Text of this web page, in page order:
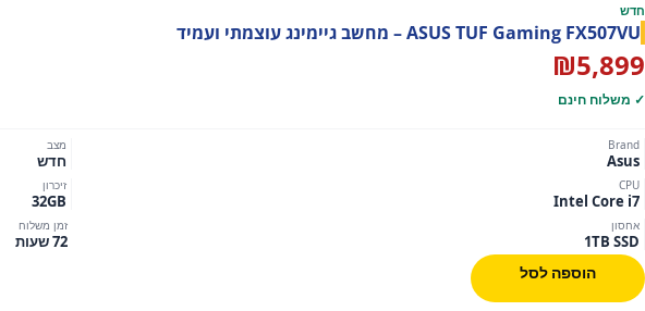
חדש
ASUS TUF Gaming FX507VU – מחשב גיימינג עוצמתי ועמיד
₪5,899
✓ משלוח חינם
Brand
Asus
מצב
חדש
CPU
Intel Core i7
זיכרון
32GB
אחסון
1TB SSD
זמן משלוח
72 שעות
הוספה לסל